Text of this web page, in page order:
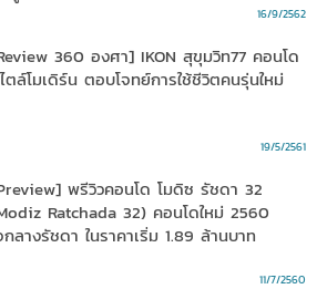
16/9/2562
360 องศา] IKON สุขุมวิท77 คอนโด
ตล์โมเดิร์น ตอบโจทย์การใช้ชีวิตคนรุ่นใหม่
19/5/2561
พรีวิวคอนโด โมดิซ รัชดา 32
Ratchada 32) คอนโดใหม่ 2560
กลางรัชดา ในราคาเริ่ม 1.89 ล้านบาท
11/7/2560